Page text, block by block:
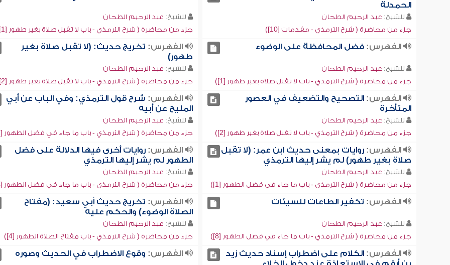
الحمدلة
للشيخ: عبد الرحيم الطحان
جزء من محاضرة ( شرح الترمذي - مقدمات [10])
للشيخ: عبد الرحيم الطحان
جزء من محاضرة ( شرح الترمذي - باب لا تقبل صلاة بغير طهور [1])
الفهرس:فضل المحافظة على الوضوء
للشيخ: عبد الرحيم الطحان
جزء من محاضرة ( شرح الترمذي - باب لا تقبل صلاة بغير طهور [1])
الفهرس: تخريج حديث: (لا تقبل صلاة بغير
طهور)
للشيخ: عبد الرحيم الطحان
جزء من محاضرة ( شرح الترمذي - باب لا تقبل صلاة بغير طهور [2])
الفهرس:التصحيح والتضعيف في العصور
المتأخرة
للشيخ: عبد الرحيم الطحان
جزء من محاضرة ( شرح الترمذي - باب لا تقبل صلاة بغير طهور [2])
الفهرس: شرح قول الترمذي: وفي الباب عن أبي
المليح عن أبيه
للشيخ: عبد الرحيم الطحان
جزء من محاضرة ( شرح الترمذي - باب ما جاء في فضل الطهور [1])
الفهرس:روايات بمعنى حديث ابن عمر: (لا تقبل
صلاة بغير طهور) لم يشر إليها الترمذي
للشيخ: عبد الرحيم الطحان
جزء من محاضرة ( شرح الترمذي - باب ما جاء في فضل الطهور [1])
الفهرس: روايات أخرى فيها الدلالة على فضل
الطهور لم يشر إليها الترمذي
للشيخ: عبد الرحيم الطحان
جزء من محاضرة ( شرح الترمذي - باب ما جاء في فضل الطهور [4])
الفهرس: تكفير الطاعات للسيئات
للشيخ: عبد الرحيم الطحان
جزء من محاضرة ( شرح الترمذي - باب ما جاء في فضل الطهور [8])
الفهرس: تخريج حديث أبي سعيد: (مفتاح
الصلاة الوضوء) والحكم عليه
للشيخ: عبد الرحيم الطحان
جزء من محاضرة ( شرح الترمذي - باب مفتاح الصلاة الطهور [4])
الفهرس:الكلام على اضطراب إسناد حديث زيد
الفهرس: وقوع الاضطراب في الحديث وصوره